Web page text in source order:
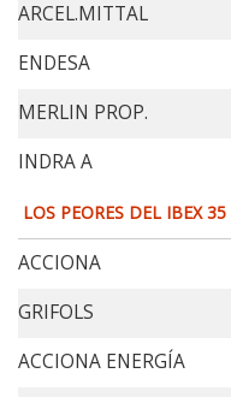
ARCEL.MITTAL
ENDESA
MERLIN PROP.
INDRA A
LOS PEORES DEL IBEX 35
ACCIONA
GRIFOLS
ACCIONA ENERGÍA